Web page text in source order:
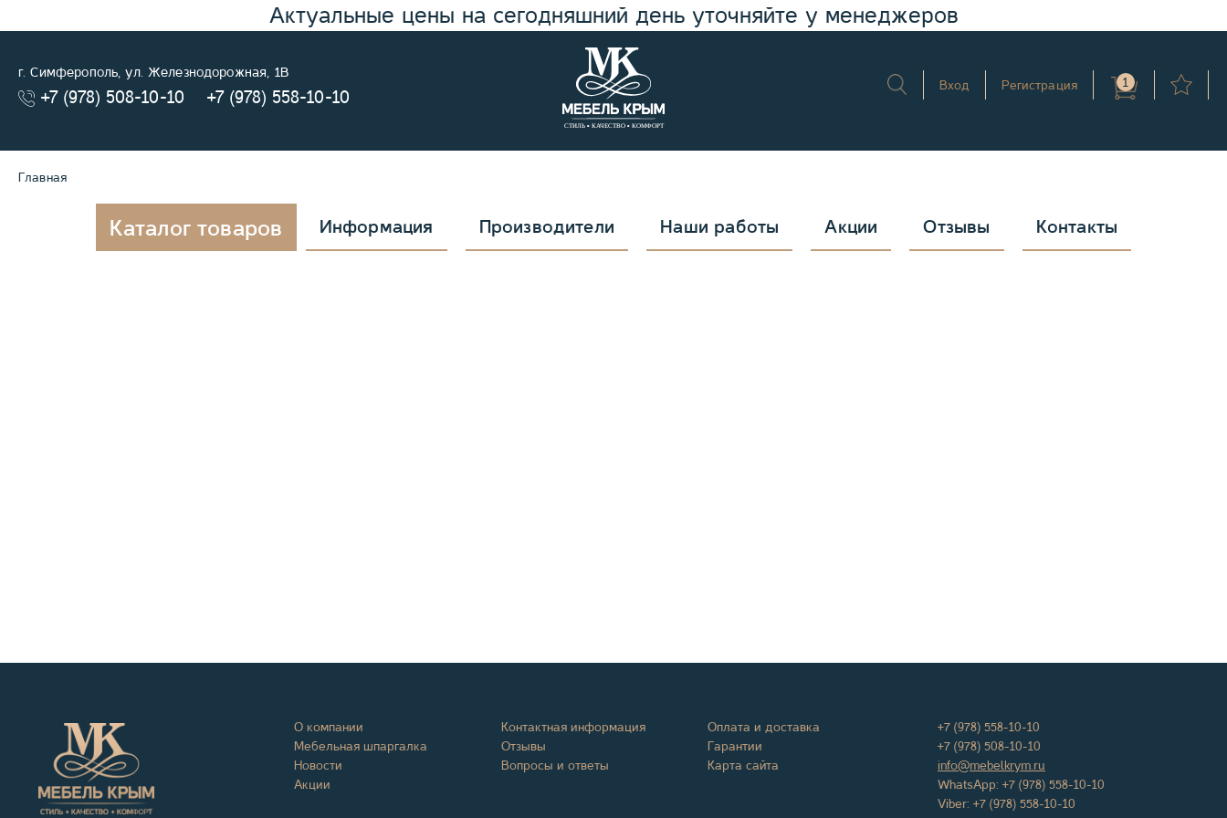
Актуальные цены на сегодняшний день уточняйте у менеджеров
г. Симферополь, ул. Железнодорожная, 1В
+7 (978) 508-10-10 +7 (978) 558-10-10
Вход Регистрация 1
Главная
Каталог товаров Информация Производители Наши работы Акции Отзывы Контакты
О компании
Мебельная шпаргалка
Новости
Акции
Контактная информация
Отзывы
Вопросы и ответы
Оплата и доставка
Гарантии
Карта сайта
+7 (978) 558-10-10
+7 (978) 508-10-10
info@mebelkrym.ru
WhatsApp: +7 (978) 558-10-10
Viber: +7 (978) 558-10-10